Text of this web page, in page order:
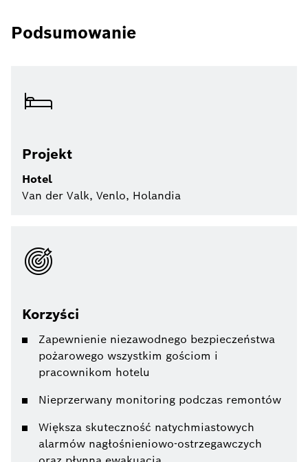
Podsumowanie
Projekt
Hotel
Van der Valk, Venlo, Holandia
Korzyści
Zapewnienie niezawodnego bezpieczeństwa
pożarowego wszystkim gościom i
pracownikom hotelu
Nieprzerwany monitoring podczas remontów
Większa skuteczność natychmiastowych
alarmów nagłośnieniowo-ostrzegawczych